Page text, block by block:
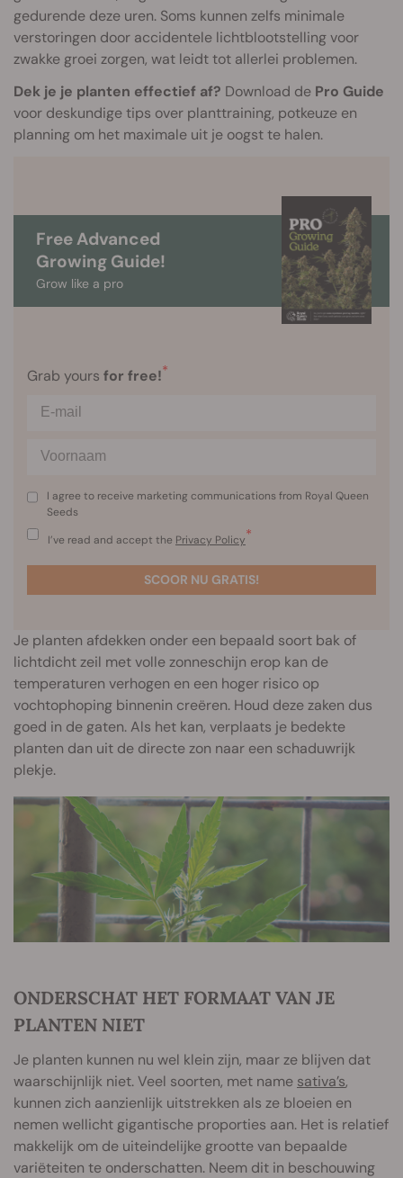
gedurende deze uren. Soms kunnen zelfs minimale
verstoringen door accidentele lichtblootstelling voor
zwakke groei zorgen, wat leidt tot allerlei problemen.
Dek je je planten effectief af? Download de Pro Guide
voor deskundige tips over planttraining, potkeuze en
planning om het maximale uit je oogst te halen.
Free Advanced
Growing Guide!
Grow like a pro
Grab yours for free!*
I agree to receive marketing communications from Royal Queen
Seeds
I’ve read and accept the Privacy Policy*
SCOOR NU GRATIS!
Je planten afdekken onder een bepaald soort bak of
lichtdicht zeil met volle zonneschijn erop kan de
temperaturen verhogen en een hoger risico op
vochtophoping binnenin creëren. Houd deze zaken dus
goed in de gaten. Als het kan, verplaats je bedekte
planten dan uit de directe zon naar een schaduwrijk
plekje.
ONDERSCHAT HET FORMAAT VAN JE
PLANTEN NIET
Je planten kunnen nu wel klein zijn, maar ze blijven dat
waarschijnlijk niet. Veel soorten, met name sativa’s,
kunnen zich aanzienlijk uitstrekken als ze bloeien en
nemen wellicht gigantische proporties aan. Het is relatief
makkelijk om de uiteindelijke grootte van bepaalde
variëteiten te onderschatten. Neem dit in beschouwing